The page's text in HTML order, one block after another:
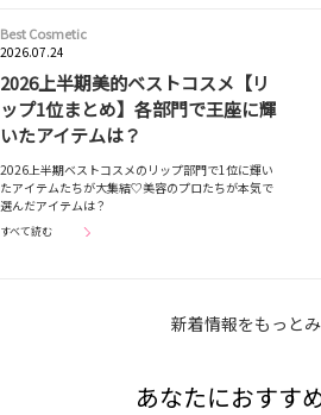
Best Cosmetic
2026.07.24
2026上半期美的ベストコスメ【リ
ップ1位まとめ】各部門で王座に輝
いたアイテムは？
2026上半期ベストコスメのリップ部門で1位に輝い
たアイテムたちが大集結♡美容のプロたちが本気で
選んだアイテムは？
すべて読む
新着情報をもっと
あなたにおすす